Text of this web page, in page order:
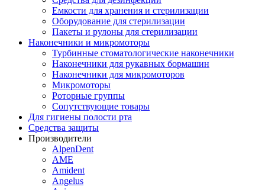
Емкости для хранения и стерилизации
Оборудование для стерилизации
Пакеты и рулоны для стерилизации
Наконечники и микромоторы
Турбинные стоматологические наконечники
Наконечники для рукавных бормашин
Наконечники для микромоторов
Микромоторы
Роторные группы
Сопутствующие товары
Для гигиены полости рта
Средства защиты
Производители
AlpenDent
AME
Amident
Angelus